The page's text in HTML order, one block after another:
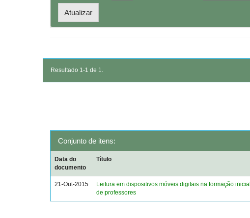
Resultado 1-1 de 1.
Conjunto de itens:
Data do
documento
Título
21-Out-2015
Leitura em dispositivos móveis digitais na formação inicial
de professores